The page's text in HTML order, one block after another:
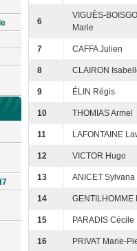
6
VIGUÈS-
Marie
7 CAFFA Julien
8 CLAIRON
9 ÉLIN Régis
10 THOMIAS Armel
11 LAFONTAINE
12 VICTOR Hugo
13 ANICET Sylvana
14 GENTILHOMME
15 PARADIS Cécile
16 PRIVAT Marie-